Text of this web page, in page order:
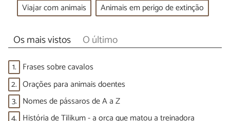
Viajar com animais Animais em perigo de extinção
Os mais vistos O último
1. Frases sobre cavalos
2. Orações para animais doentes
3. Nomes de pássaros de A a Z